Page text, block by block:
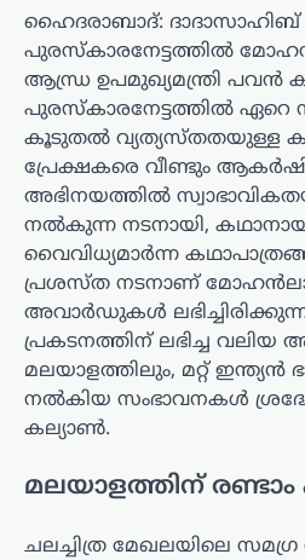
ഹൈദരാബാദ്:
പുരസ്‌കാരനേട്ടത്തിൽ
ആന്ധ്ര ഉപമുഖ്യമന്ത്രി പവൻ
പുരസ്‌കാരനേട്ടത്തിൽ
കൂടുതൽ വ്യത്യസ്തതയുള്ള
പ്രേക്ഷകരെ വീണ്ടും
അഭിനയത്തിൽ
നൽകുന്ന നടനായി,
വൈവിധ്യമാർന്ന
പ്രശസ്ത നടനാണ്
അവാർഡുകൾ
പ്രകടനത്തിന് ലഭിച്ച വലിയ
മലയാളത്തിലും, മറ്റ് ഇന്ത്യൻ
നൽകിയ സംഭാവനകൾ
കല്യാൺ.
മലയാളത്തിന്
ചലച്ചിത്ര മേഖലയിലെ